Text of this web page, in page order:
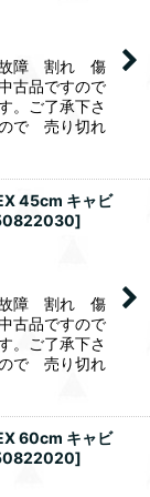
故障 割れ 傷
古品ですので
。ご了承下さ
で 売り切れ
45cm キャビ
]
故障 割れ 傷
古品ですので
。ご了承下さ
で 売り切れ
60cm キャビ
]